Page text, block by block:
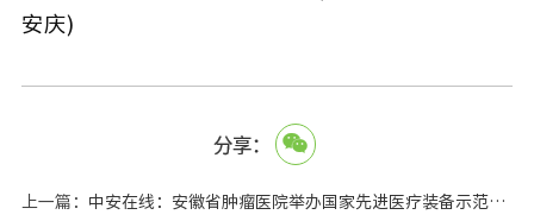
安庆)
分享：
上一篇： 中安在线：安徽省肿瘤医院举办国家先进医疗装备示范项目中期汇报会